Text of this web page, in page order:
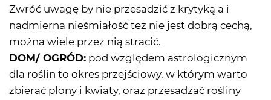
Zwróć uwagę by nie przesadzić z krytyką a i
nadmierna nieśmiałość też nie jest dobrą cechą,
można wiele przez nią stracić.
DOM/ OGRÓD: pod względem astrologicznym
dla roślin to okres przejściowy, w którym warto
zbierać plony i kwiaty, oraz przesadzać rośliny